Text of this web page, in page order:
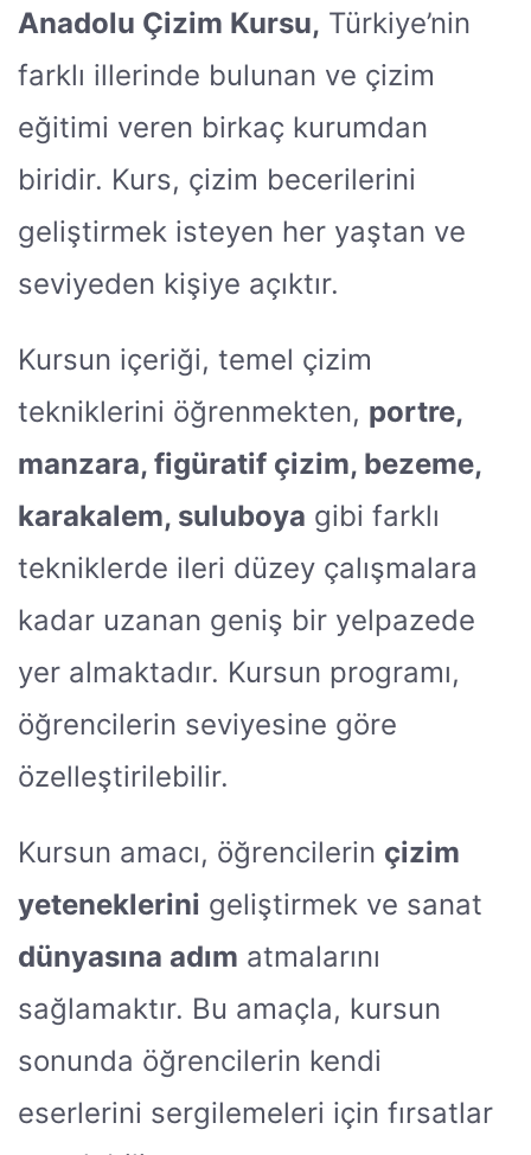
Anadolu Çizim Kursu, Türkiye’nin
farklı illerinde bulunan ve çizim
eğitimi veren birkaç kurumdan
biridir. Kurs, çizim becerilerini
geliştirmek isteyen her yaştan ve
seviyeden kişiye açıktır.
Kursun içeriği, temel çizim
tekniklerini öğrenmekten, portre,
manzara, figüratif çizim, bezeme,
karakalem, suluboya gibi farklı
tekniklerde ileri düzey çalışmalara
kadar uzanan geniş bir yelpazede
yer almaktadır. Kursun programı,
öğrencilerin seviyesine göre
özelleştirilebilir.
Kursun amacı, öğrencilerin çizim
yeteneklerini geliştirmek ve sanat
dünyasına adım atmalarını
sağlamaktır. Bu amaçla, kursun
sonunda öğrencilerin kendi
eserlerini sergilemeleri için fırsatlar